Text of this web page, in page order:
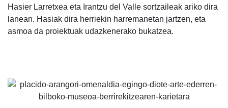
Hasier Larretxea eta Irantzu del Valle sortzaileak ariko dira
lanean. Hasiak dira herriekin harremanetan jartzen, eta
asmoa da proiektuak udazkenerako bukatzea.